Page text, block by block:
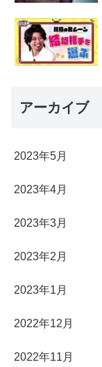
アーカイブ
2023年5月
2023年4月
2023年3月
2023年2月
2023年1月
2022年12月
2022年11月